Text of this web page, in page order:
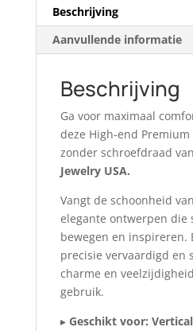
Beschrijving
Aanvullende informatie
Beschrijving
Ga voor maximaal
deze High-end
zonder schroefdraad van
Jewelry USA.
Vangt de schoonheid
elegante ontwerpen die
bewegen en inspireren.
precisie vervaardigd en
charme en
gebruik.
▸ Geschikt voor: